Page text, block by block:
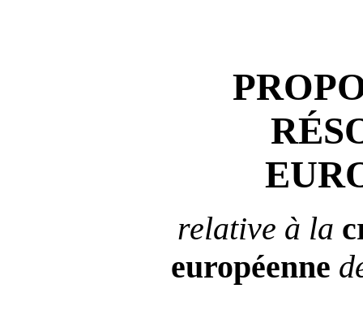
relative à la
européenne